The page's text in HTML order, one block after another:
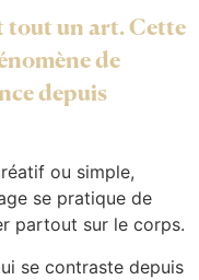
tout un art. Cette
de
depuis
ou simple,
se pratique de
partout sur le corps.
se contraste depuis